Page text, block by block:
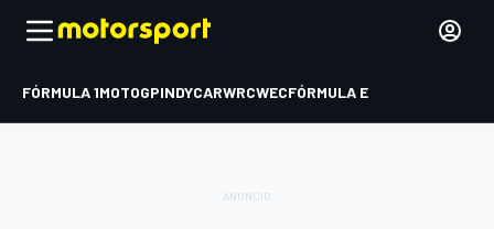
FÓRMULA 1MOTOGPINDYCARWRCWECFÓRMULA E